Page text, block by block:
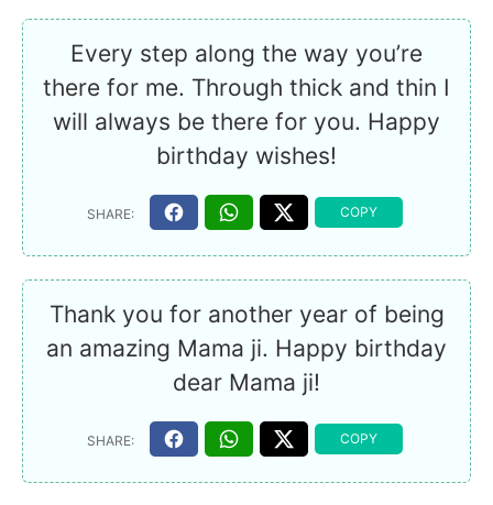
Every step along the way you’re
there for me. Through thick and thin I
will always be there for you. Happy
birthday wishes!
Thank you for another year of being
an amazing Mama ji. Happy birthday
dear Mama ji!